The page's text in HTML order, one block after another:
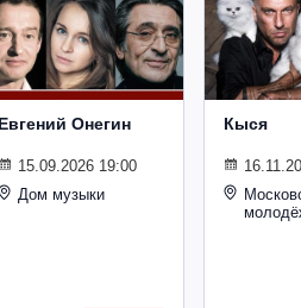
Евгений Онегин
15.09.2026 19:00
Дом музыки
Кыся